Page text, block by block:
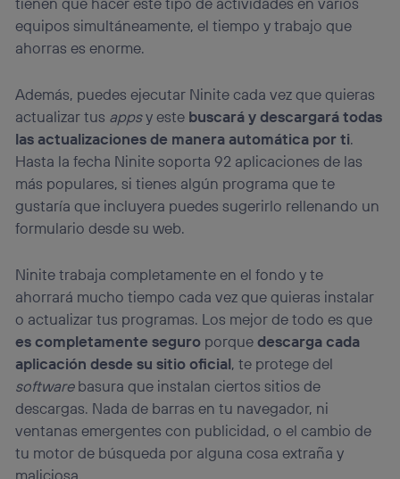
equipos simultáneamente, el tiempo y trabajo que
ahorras es enorme.
Además, puedes ejecutar Ninite cada vez que quieras
actualizar tus appsy este buscará y descargará todas
las actualizaciones de manera automática por ti.
Hasta la fecha Ninite soporta 92 aplicaciones de las
más populares, si tienes algún programa que te
gustaría que incluyera puedes sugerirlo rellenando un
formulario desde su web.
Ninite trabaja completamente en el fondo y te
ahorrará mucho tiempo cada vez que quieras instalar
o actualizar tus programas. Los mejor de todo es que
es completamente seguro porquedescarga cada
aplicación desde su sitio oficial, te protege del
softwarebasura que instalan ciertos sitios de
descargas. Nada de barras en tu navegador, ni
ventanas emergentes con publicidad, o el cambio de
tu motor de búsqueda por alguna cosa extraña y
maliciosa.